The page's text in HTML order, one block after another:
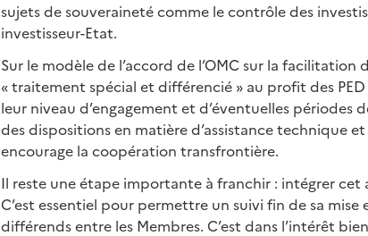
sujets de souveraineté comme le contrôle des
investisseur-Etat.
Sur le modèle de l’accord de l’OMC sur la facilitation
« traitement spécial et différencié » au profit des
leur niveau d’engagement et d’éventuelles périodes
des dispositions en matière d’assistance technique
encourage la coopération transfrontière.
Il reste une étape importante à franchir : intégrer cet
C’est essentiel pour permettre un suivi fin de sa
différends entre les Membres. C’est dans l’intérêt